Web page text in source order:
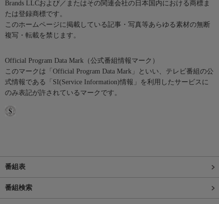
Brands LLCおよび／またはその関連会社の日本国内における商標ま
たは登録商標です。
このホームページに掲載している記事・写真等あらゆる素材の無断
複写・転載を禁じます。
Official Program Data Mark（公式番組情報マーク）
このマークは「Official Program Data Mark」といい、テレビ番組の公
式情報である「SI(Service Information)情報」を利用したサービスに
のみ表記が許されているマークです。
番組表
番組検索